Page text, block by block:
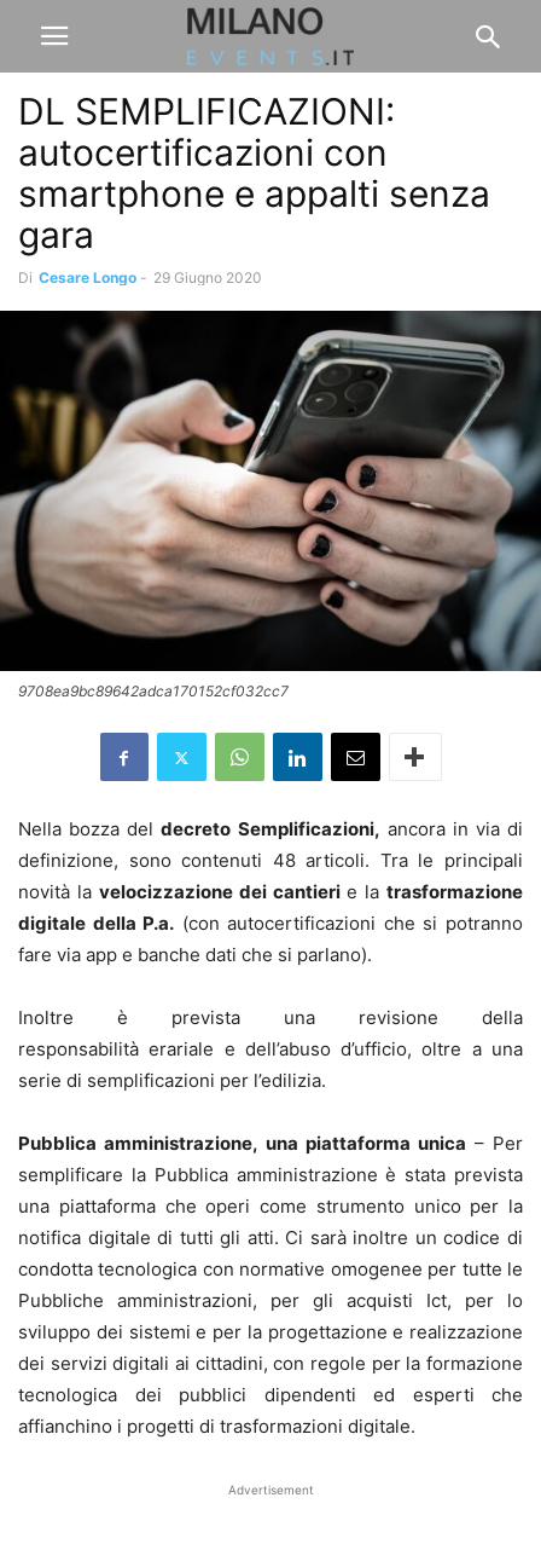
DL SEMPLIFICAZIONI:
autocertificazioni con
smartphone e appalti senza
gara
Di Cesare Longo - 29 Giugno 2020
9708ea9bc89642adca170152cf032cc7
Nella bozza deldecreto Semplificazioni, ancora in via di
definizione, sono contenuti 48 articoli. Tra le principali
novità la velocizzazione dei cantieri e la trasformazione
digitale della P.a. (con autocertificazioni che si potranno
fare via app e banche dati che si parlano).
Inoltre è prevista una revisione della
responsabilità erariale e dell’abuso d’ufficio, oltre a una
serie di semplificazioni per l’edilizia.
Pubblica amministrazione, una piattaforma unica – Per
semplificare la Pubblica amministrazione è stata prevista
una piattaforma che operi come strumento unico per la
notifica digitale di tutti gli atti. Ci sarà inoltre un codice di
condotta tecnologica con normative omogenee per tutte le
Pubbliche amministrazioni, per gli acquisti Ict, per lo
sviluppo dei sistemi e per la progettazione e realizzazione
dei servizi digitali ai cittadini, con regole per la formazione
tecnologica dei pubblici dipendenti ed esperti che
affianchino i progetti di trasformazioni digitale.
Advertisement